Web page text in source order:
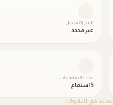
تاريخ التسجيل
غير محدد
عدد الاستماعات
5 استماع
في التلاوة: